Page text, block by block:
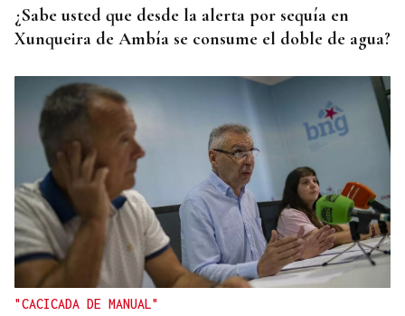
¿Sabe usted que desde la alerta por sequía en
Xunqueira de Ambía se consume el doble de agua?
"CACICADA DE MANUAL"